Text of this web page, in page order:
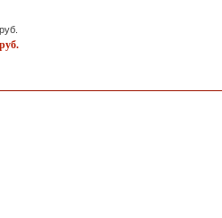
руб.
руб.